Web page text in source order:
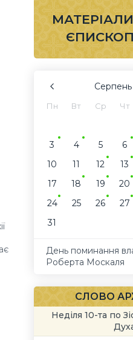
Серпень
Пн Вт Ср Чт
3
4 5 6
10
11 12 13
17
18 19 20
24
25 26 27
31
День поминання
Роберта Москаля
СЛОВО
Неділя 10-та по